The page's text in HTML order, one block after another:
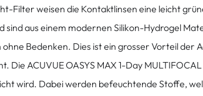
Filter weisen die Kontaktlinsen eine leicht
aus einem modernen Silikon-Hydrogel
Bedenken. Dies ist ein grosser Vorteil der
ACUVUE OASYS MAX 1-Day
wird. Dabei werden befeuchtende Stoffe,